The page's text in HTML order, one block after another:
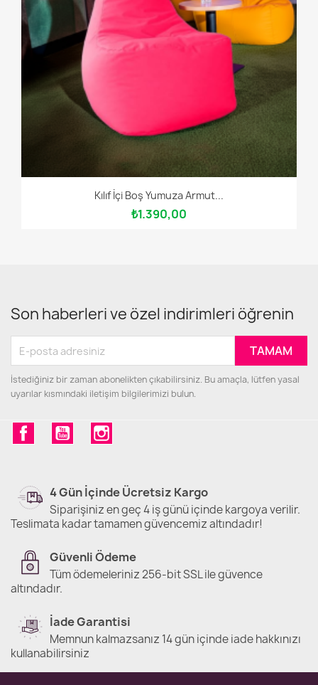
Kılıf İçi Boş Yumuza Armut...
₺1.390,00
Son haberleri ve özel indirimleri öğrenin
İstediğiniz bir zaman abonelikten çıkabilirsiniz. Bu amaçla, lütfen yasal
uyarılar kısmındaki iletişim bilgilerimizi bulun.
FacebookYouTube
4 Gün İçinde Ücretsiz Kargo
Siparişiniz en geç 4 iş günü içinde kargoya verilir.
Teslimata kadar tamamen güvencemiz altındadır!
Güvenli Ödeme
Tüm ödemeleriniz 256-bit SSL ile güvence
altındadır.
İade Garantisi
Memnun kalmazsanız 14 gün içinde iade hakkınızı
kullanabilirsiniz